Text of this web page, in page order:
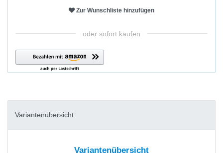
Zur Wunschliste hinzufügen
oder sofort kaufen
Variantenübersicht
Variantenübersicht